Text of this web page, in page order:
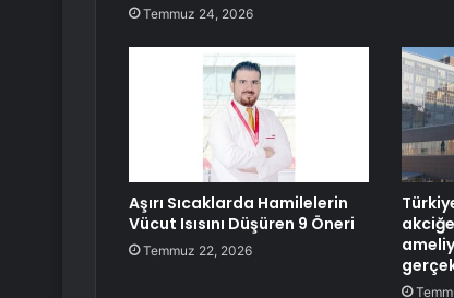
Temmuz 24, 2026
Aşırı Sıcaklarda Hamilelerin
Vücut Isısını Düşüren 9 Öneri
Temmuz 22, 2026